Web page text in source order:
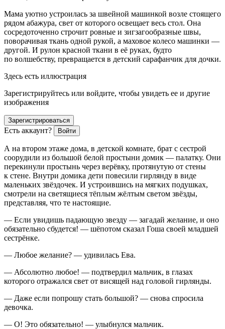
Мама уютно устроилась за швейной машинкой возле стоящего
рядом абажура, свет от которого освещает весь стол. Она
сосредоточенно строчит ровные и зигзагообразные швы,
поворачивая ткань одной рукой, а маховое колесо машинки —
другой. И рулон красной ткани в её руках, будто
по волшебству, превращается в детский сарафанчик для дочки.
Здесь есть иллюстрация
Зарегистрируйтесь или войдите, чтобы увидеть ее и другие
изображения
Зарегистрироваться
Есть аккаунт? Войти
А на втором этаже дома, в детской комнате, брат с сестрой
соорудили из большой белой простыни домик — палатку. Они
перекинули простынь через верёвку, протянутую от стены
к стене. Внутри домика дети повесили гирлянду в виде
маленьких звёздочек. И устроившись на мягких подушках,
смотрели на светящиеся тёплым жёлтым светом звёзды,
представляя, что те настоящие.
— Если увидишь падающую звезду — загадай желание, и оно
обязательно сбудется! — шёпотом сказал Гоша своей младшей
сестрёнке.
— Любое желание? — удивилась Ева.
— Абсолютно любое! — подтвердил мальчик, в глазах
которого отражался свет от висящей над головой гирлянды.
— Даже если попрошу стать большой? — снова спросила
девочка.
— О! Это обязательно! — улыбнулся мальчик.